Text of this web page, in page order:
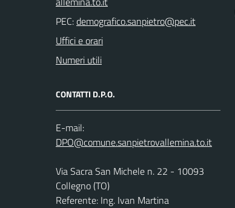
PEC:
Uffici e orari
Numeri utili
CONTATTI D.P.O.
E-mail:
Via Sacra San Michele n. 22 - 10093
Collegno (TO)
Referente: Ing. Ivan Martina